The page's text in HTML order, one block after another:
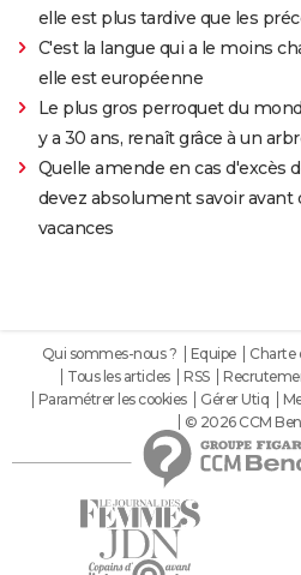
elle est plus tardive que les
C'est la langue qui a le moins
elle est européenne
Le plus gros perroquet du
y a 30 ans, renaît grâce à un
Quelle amende en cas d'excès
devez absolument savoir avant
vacances
Qui sommes-nous ? Equipe Charte
Tous les articles
RSS
Paramétrer les cookies
Gérer Utiq
© 2026 CCM